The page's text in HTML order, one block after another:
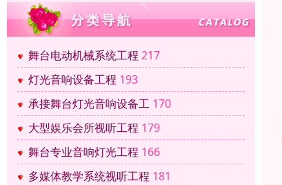
舞台电动机械系统工程 217
灯光音响设备工程 193
承接舞台灯光音响设备工 170
大型娱乐会所视听工程 179
舞台专业音响灯光工程 166
多媒体教学系统视听工程 181